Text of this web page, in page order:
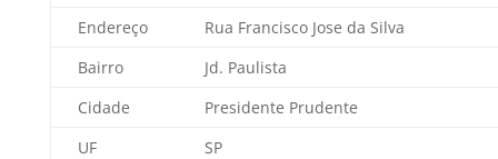
Endereço
Rua Francisco Jose da Silva
Bairro
Jd. Paulista
Cidade
Presidente Prudente
UF
SP